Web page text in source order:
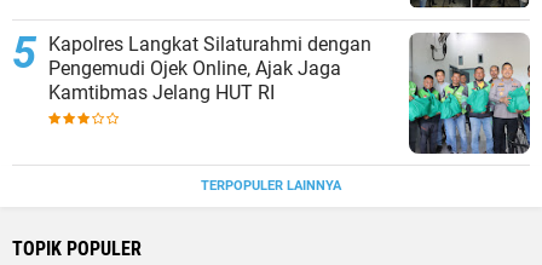
Kapolres Langkat Silaturahmi dengan
Pengemudi Ojek Online, Ajak Jaga
Kamtibmas Jelang HUT RI
TERPOPULER LAINNYA
TOPIK POPULER